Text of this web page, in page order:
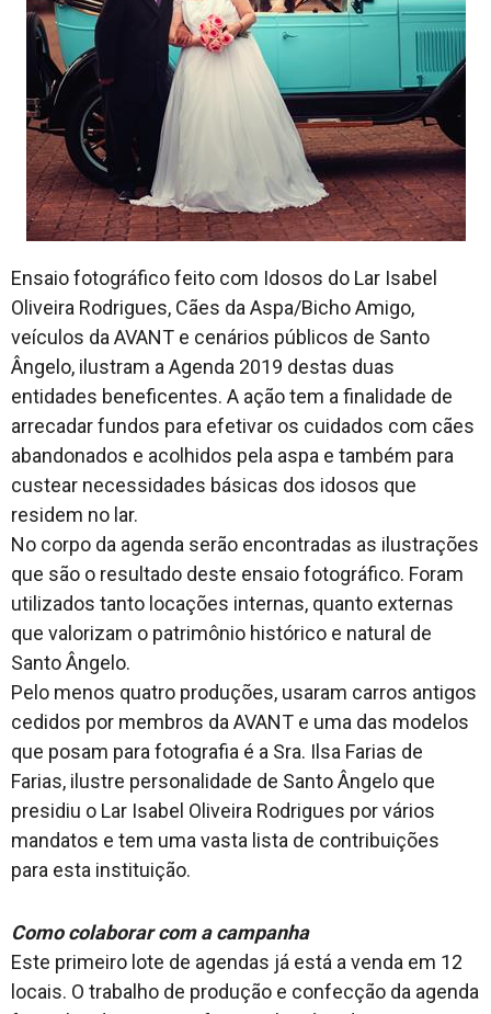
Ensaio fotográfico feito com Idosos do Lar Isabel
Oliveira Rodrigues, Cães da Aspa/Bicho Amigo,
veículos da AVANT e cenários públicos de Santo
Ângelo, ilustram a Agenda 2019 destas duas
entidades beneficentes. A ação tem a finalidade de
arrecadar fundos para efetivar os cuidados com cães
abandonados e acolhidos pela aspa e também para
custear necessidades básicas dos idosos que
residem no lar.
No corpo da agenda serão encontradas as ilustrações
que são o resultado deste ensaio fotográfico. Foram
utilizados tanto locações internas, quanto externas
que valorizam o patrimônio histórico e natural de
Santo Ângelo.
Pelo menos quatro produções, usaram carros antigos
cedidos por membros da AVANT e uma das modelos
que posam para fotografia é a Sra. Ilsa Farias de
Farias, ilustre personalidade de Santo Ângelo que
presidiu o Lar Isabel Oliveira Rodrigues por vários
mandatos e tem uma vasta lista de contribuições
para esta instituição.
Como colaborar com a campanha
Este primeiro lote de agendas já está a venda em 12
locais. O trabalho de produção e confecção da agenda